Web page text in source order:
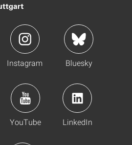
Instagram Bluesky
YouTube LinkedIn